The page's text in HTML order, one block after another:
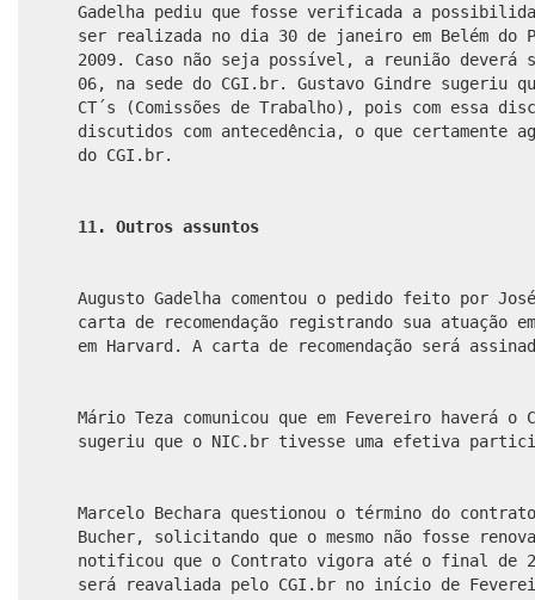
Gadelha pediu que fosse verificada a
ser realizada no dia 30 de janeiro em Belém do
2009. Caso não seja possível, a reunião
06, na sede do CGI.br. Gustavo Gindre sugeriu
CT´s (Comissões de Trabalho), pois com essa
discutidos com antecedência, o que certamente
do CGI.br.
11. Outros assuntos
Augusto Gadelha comentou o pedido feito por
carta de recomendação registrando sua atuação
em Harvard. A carta de recomendação será
Mário Teza comunicou que em Fevereiro haverá o
sugeriu que o NIC.br tivesse uma efetiva
Marcelo Bechara questionou o término do
Bucher, solicitando que o mesmo não fosse
notificou que o Contrato vigora até o final de
será reavaliada pelo CGI.br no início de